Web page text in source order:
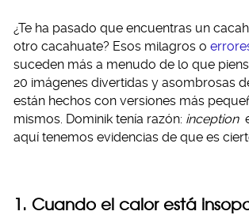
¿Te ha pasado que encuentras un
otro cacahuate? Esos milagros o
suceden más a menudo de lo que
20 imágenes divertidas y asombrosas
están hechos con versiones más
mismos. Dominik tenía razón: inception
aquí tenemos evidencias de que es
1. Cuando el calor está